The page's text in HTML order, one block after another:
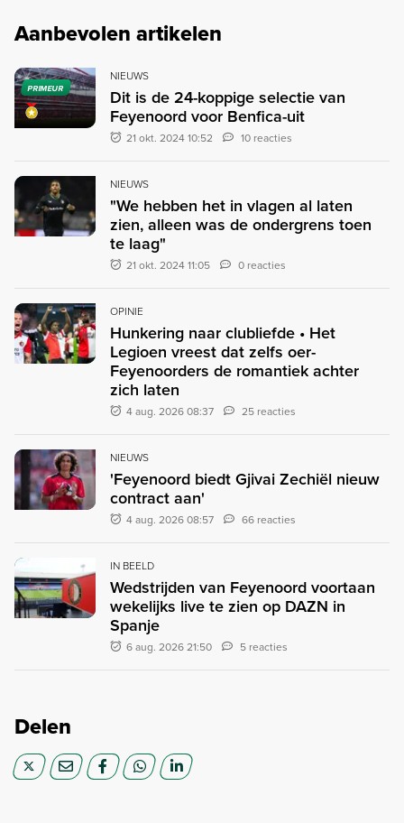
Aanbevolen artikelen
PRIMEUR
NIEUWS
Dit is de 24-koppige selectie van
Feyenoord voor Benfica-uit
21 okt. 2024 10:52 10 reacties
NIEUWS
"We hebben het in vlagen al laten
zien, alleen was de ondergrens toen
te laag"
21 okt. 2024 11:05 0 reacties
OPINIE
Hunkering naar clubliefde • Het
Legioen vreest dat zelfs oer-
Feyenoorders de romantiek achter
zich laten
4 aug. 2026 08:37 25 reacties
NIEUWS
'Feyenoord biedt Gjivai Zechiël nieuw
contract aan'
4 aug. 2026 08:57 66 reacties
IN BEELD
Wedstrijden van Feyenoord voortaan
wekelijks live te zien op DAZN in
Spanje
6 aug. 2026 21:50 5 reacties
Delen